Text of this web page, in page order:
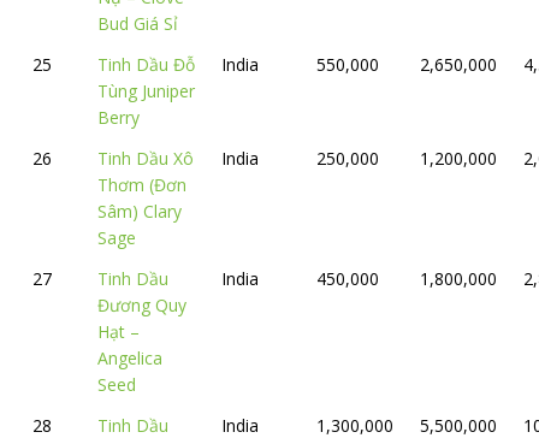
Bud Giá Sỉ
25
Tinh Dầu Đỗ
Tùng Juniper
Berry
India 550,000 2,650,000
26
Tinh Dầu Xô
Thơm (Đơn
Sâm) Clary
Sage
India 250,000 1,200,000
27
Tinh Dầu
Đương Quy
Hạt –
Angelica
Seed
India 450,000 1,800,000
28
Tinh Dầu
India 1,300,000 5,500,000